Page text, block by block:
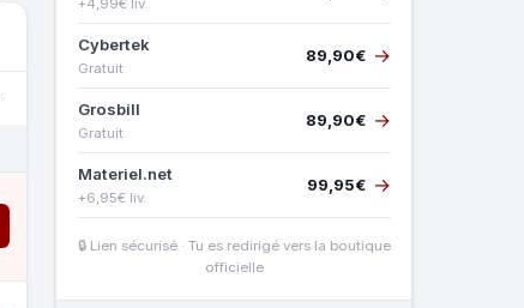
Cybertek
Gratuit
89,90€ →
Grosbill
Gratuit
89,90€ →
Materiel.net
+6,95€ liv.
99,95€ →
🔒 Lien sécurisé · Tu es redirigé vers la boutique
officielle